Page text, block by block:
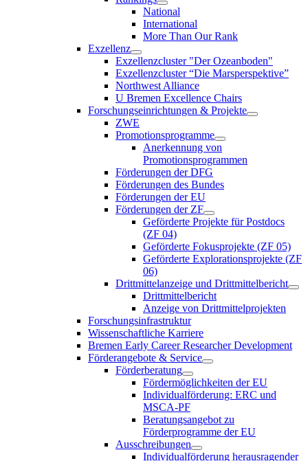
National
International
More Than Our Rank
Exzellenz
Exzellenzcluster "Der Ozeanboden"
Exzellenzcluster “Die Marsperspektive”
Northwest Alliance
U Bremen Excellence Chairs
Forschungseinrichtungen & Projekte
ZWE
Promotionsprogramme
Anerkennung von
Promotionsprogrammen
Förderungen der DFG
Förderungen des Bundes
Förderungen der EU
Förderungen der ZF
Geförderte Projekte für Postdocs
(ZF 04)
Geförderte Fokusprojekte (ZF 05)
Geförderte Explorationsprojekte (ZF
06)
Drittmittelanzeige und Drittmittelbericht
Drittmittelbericht
Anzeige von Drittmittelprojekten
Forschungsinfrastruktur
Wissenschaftliche Karriere
Bremen Early Career Researcher Development
Förderangebote & Service
Förderberatung
Fördermöglichkeiten der EU
Individualförderung: ERC und
MSCA-PF
Beratungsangebot zu
Förderprogramme der EU
Ausschreibungen
Individualförderung herausragender